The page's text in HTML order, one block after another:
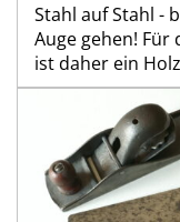
Stahl auf Stahl -
Auge gehen! Für
ist daher ein